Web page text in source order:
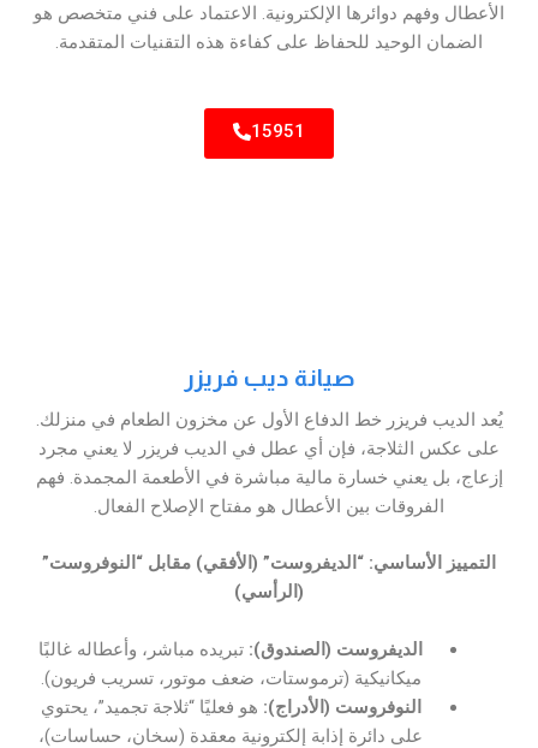
الأعطال وفهم دوائرها الإلكترونية. الاعتماد على فني متخصص هو
الضمان الوحيد للحفاظ على كفاءة هذه التقنيات المتقدمة.
15951
صيانة ديب فريزر
يُعد الديب فريزر خط الدفاع الأول عن مخزون الطعام في منزلك.
على عكس الثلاجة، فإن أي عطل في الديب فريزر لا يعني مجرد
إزعاج، بل يعني خسارة مالية مباشرة في الأطعمة المجمدة. فهم
الفروقات بين الأعطال هو مفتاح الإصلاح الفعال.
التمييز الأساسي: “الديفروست” (الأفقي) مقابل “النوفروست”
(الرأسي)
الديفروست (الصندوق): تبريده مباشر، وأعطاله غالبًا
ميكانيكية (ترموستات، ضعف موتور، تسريب فريون).
النوفروست (الأدراج): هو فعليًا “ثلاجة تجميد”، يحتوي
على دائرة إذابة إلكترونية معقدة (سخان، حساسات)،